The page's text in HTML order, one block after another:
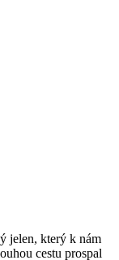
jelen, který k nám
cestu prospal